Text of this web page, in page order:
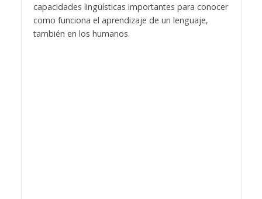
capacidades lingüísticas importantes para conocer
como funciona el aprendizaje de un lenguaje,
también en los humanos.